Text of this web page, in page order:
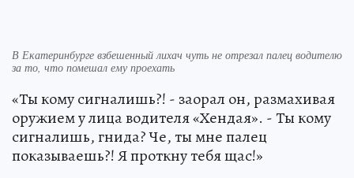
В Екатеринбурге взбешенный лихач чуть не отрезал палец водителю
за то, что помешал ему проехать
«Ты кому сигналишь?! - заорал он, размахивая
оружием у лица водителя «Хендая». - Ты кому
сигналишь, гнида? Че, ты мне палец
показываешь?! Я проткну тебя щас!»